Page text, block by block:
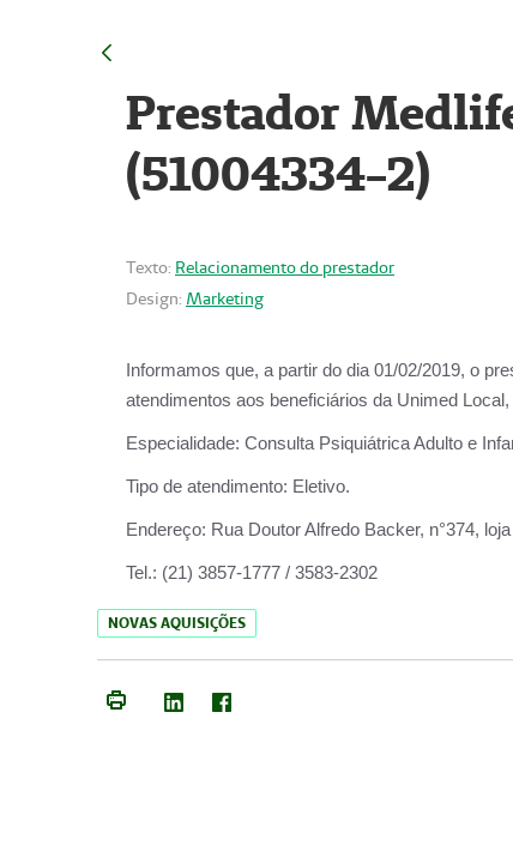
Prestador
(51004334-2)
Texto: Relacionamento do prestador
Design: Marketing
Informamos que, a partir do dia 01/02/2019, o
atendimentos aos beneficiários da Unimed
Especialidade: Consulta Psiquiátrica Adulto e
Tipo de atendimento: Eletivo.
Endereço: Rua Doutor Alfredo Backer, n°374,
Tel.: (21) 3857-1777 / 3583-2302
NOVAS AQUISIÇÕES